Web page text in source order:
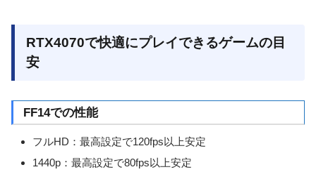
RTX4070で快適にプレイできるゲームの目
安
FF14での性能
フルHD：最高設定で120fps以上安定
1440p：最高設定で80fps以上安定